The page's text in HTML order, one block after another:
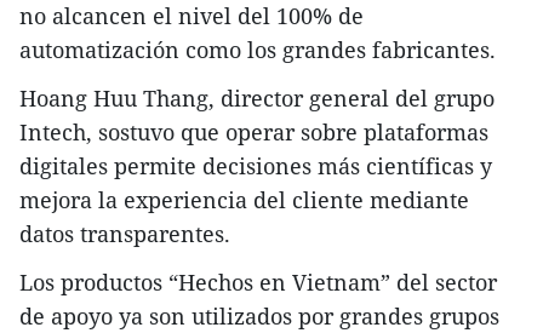
no alcancen el nivel del 100% de
automatización como los grandes fabricantes.
Hoang Huu Thang, director general del grupo
Intech, sostuvo que operar sobre plataformas
digitales permite decisiones más científicas y
mejora la experiencia del cliente mediante
datos transparentes.
Los productos “Hechos en Vietnam” del sector
de apoyo ya son utilizados por grandes grupos